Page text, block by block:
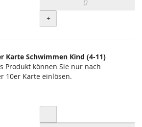
+
Karte Schwimmen Kind (4-11)
Produkt können Sie nur nach
10er Karte einlösen.
Menge
-